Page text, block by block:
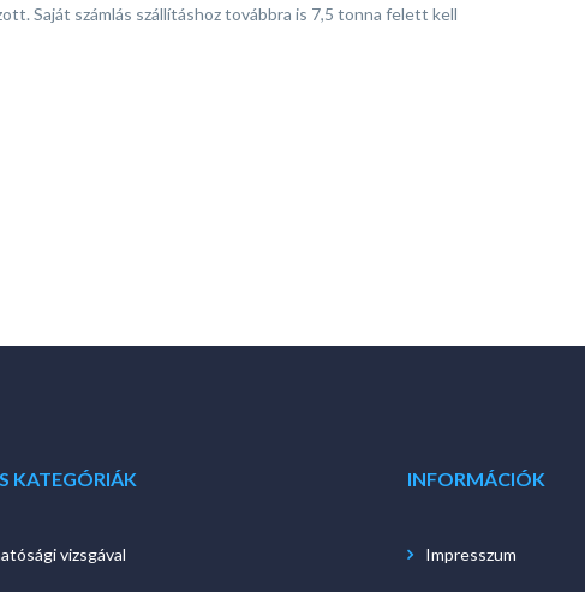
Saját számlás szállításhoz továbbra is 7,5 tonna felett kell
KATEGÓRIÁK
vizsgával
INFORMÁCIÓK
Impresszum